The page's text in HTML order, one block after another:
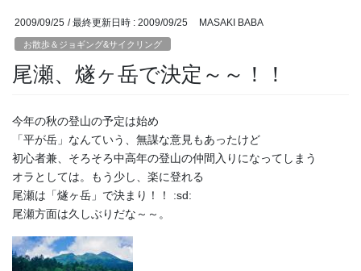
2009/09/25 / 最終更新日時 : 2009/09/25 MASAKI BABA
お散歩＆ジョギング&サイクリング
尾瀬、燧ヶ岳で決定～～！！
今年の秋の登山の予定は始め
「平が岳」なんていう、無謀な意見もあったけど
初心者兼、そろそろ中高年の登山の仲間入りになってしまう
オラとしては。もう少し、楽に登れる
尾瀬は「燧ヶ岳」で決まり！！ :sd:
尾瀬方面は久しぶりだな～～。